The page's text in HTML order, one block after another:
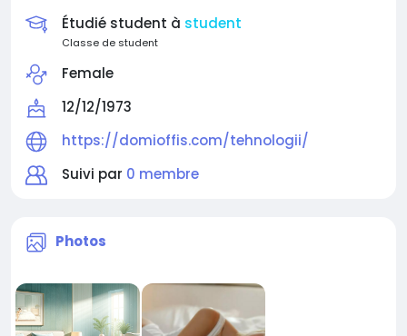
Étudié student à student
Classe de student
Female
12/12/1973
https://domioffis.com/tehnologii/
Suivi par 0 membre
Photos